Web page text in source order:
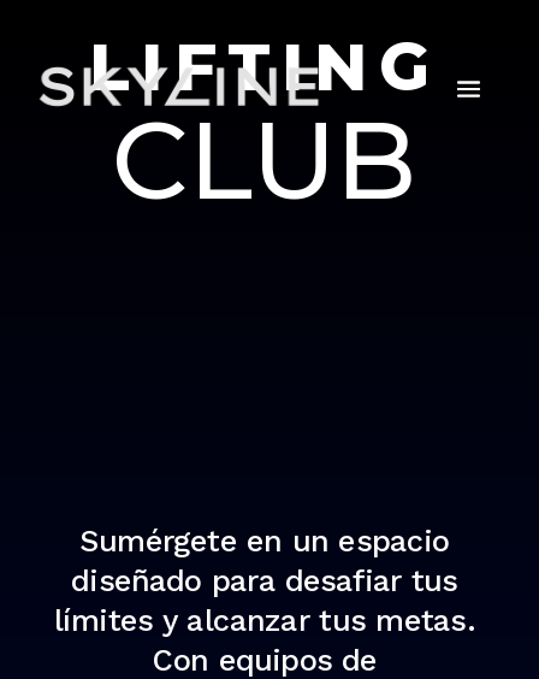
LIFTING
CLUB
Sumérgete en un espacio
diseñado para desafiar tus
límites y alcanzar tus metas.
Con equipos de